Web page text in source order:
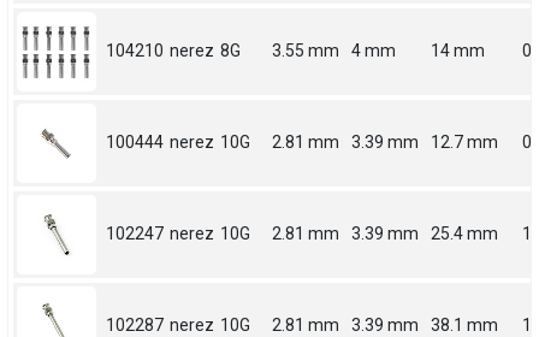
104210 nerez 8G 3.55 mm 4 mm 14 mm
100444 nerez 10G 2.81 mm 3.39 mm 12.7 mm
102247 nerez 10G 2.81 mm 3.39 mm 25.4 mm 1
102287 nerez 10G 2.81 mm 3.39 mm 38.1 mm